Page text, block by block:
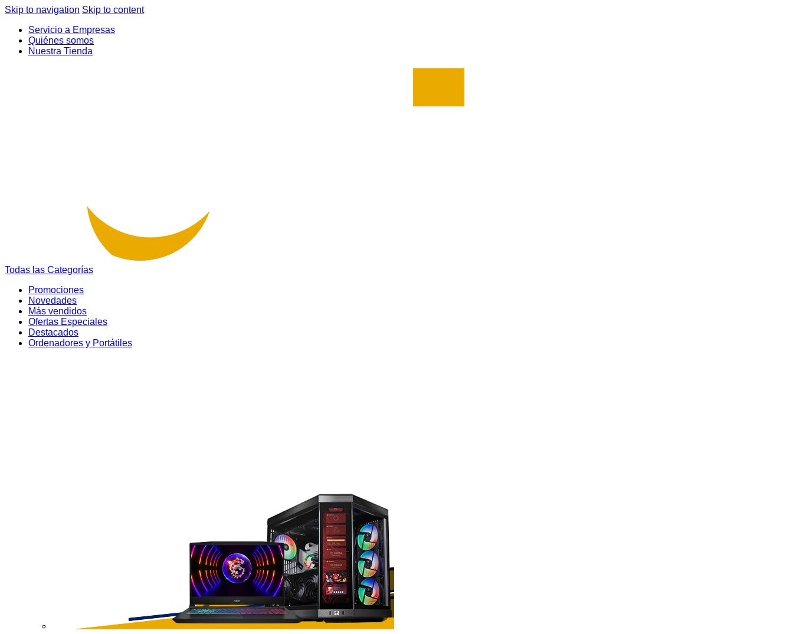
Skip to navigation Skip to content
Servicio a Empresas
Quiénes somos
Nuestra Tienda
Todas las Categorías
Promociones
Novedades
Más vendidos
Ofertas Especiales
Destacados
Ordenadores y Portátiles